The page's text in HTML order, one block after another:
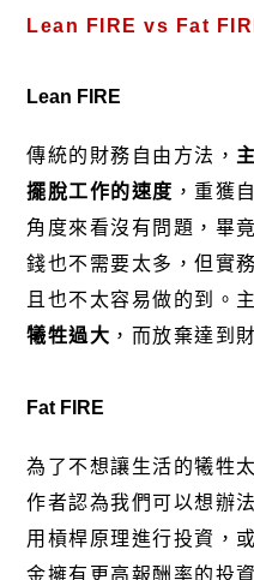
Lean FIRE vs Fat
Lean FIRE
傳統的財務自由方法，
擺脫工作的速度 ，重獲
角度來看沒有問題，畢
錢也不需要太多，但實
且也不太容易做的到。
犧牲過大 ，而放棄達到
Fat FIRE
為了不想讓生活的犧牲
作者認為我們可以想辦
用槓桿原理進行投資，
金擁有更高報酬率的投